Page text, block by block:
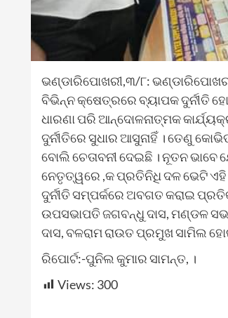
ଭଣ୍ଡାରିପୋଖରୀ,୩/୮:
ବିଭିନ୍ନ କ୍ଷେତ୍ରରେ ବ୍ୟାପକ ଦୁର୍ନୀତି
ଧାରଣା ପରି ଆନ୍ଦୋଳନାତ୍ମକ
ଦୁର୍ନୀତିରେ ସୁଧାର ଆସୁନାହିଁ । ତେଣୁ
ବୋଲି ଚେତାବନୀ ଦେଇଛି । ନୂତନ
ନେତୃତ୍ୱରେ ,କ ପ୍ରତିନିଧି ଦଳ ଭେଟି ଏହି
ଦୁର୍ନୀତି ସମ୍ପର୍କରେ ଅବଗତ କରାଇ
ଉପସଭାପତି ଜଗବନ୍ଧୁ ଦାସ, ମଣ୍ଡଳ
ଦାସ, ବଳରାମ ରାଉତ ପ୍ରମୁଖ ସାମିଲ
ରିପୋର୍ଟ:-ପୁନିଲ କୁମାର ସାମନ୍ତ, ।
Views: 300